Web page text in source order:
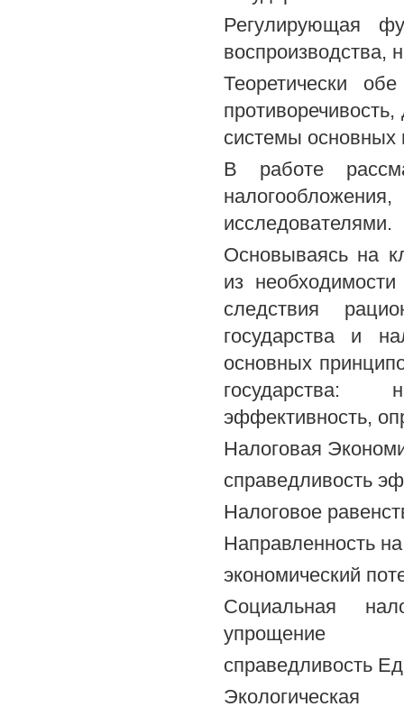
Регулирующая
воспроизводства,
Теоретически
системы основных
В работе
исследователями.
Основываясь на
из
следствия
государства и
основных
государства:
эффективность,
Налоговая
справедливость
Налоговое
Направленность
экономический
Социальная
упрощение
справедливость
Экологическая